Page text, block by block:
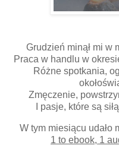
Grudzień minął mi w
Praca w handlu w
Różne spotkania,
Zmęczenie,
I pasje, które są
W tym miesiącu udało
1 to ebook, 1